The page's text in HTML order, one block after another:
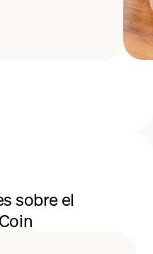
sobre el